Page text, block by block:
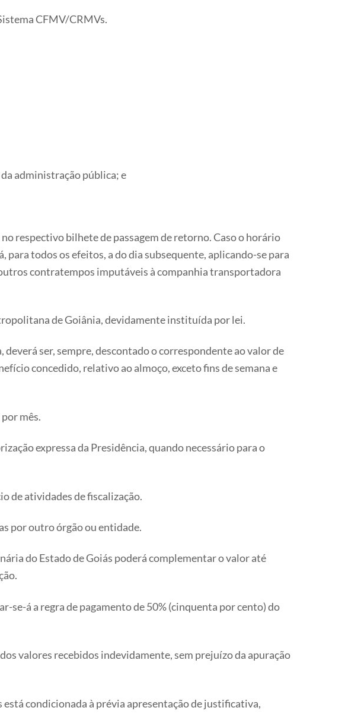
CFMV/CRMVs.
administração pública; e
respectivo bilhete de passagem de retorno. Caso o horário
todos os efeitos, a do dia subsequente, aplicando-se para
contratempos imputáveis à companhia transportadora
de Goiânia, devidamente instituída por lei.
ser, sempre, descontado o correspondente ao valor de
concedido, relativo ao almoço, exceto fins de semana e
mês.
expressa da Presidência, quando necessário para o
de atividades de fiscalização.
por outro órgão ou entidade.
do Estado de Goiás poderá complementar o valor até
se-á a regra de pagamento de 50% (cinquenta por cento) do
valores recebidos indevidamente, sem prejuízo da apuração
condicionada à prévia apresentação de justificativa,